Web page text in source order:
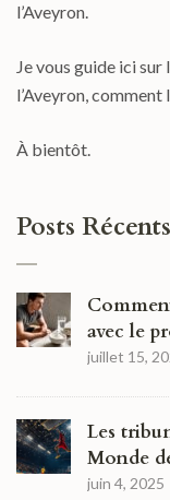
l’Aveyron.
Je vous guide ici
l’Aveyron, comment
À bientôt.
Posts Récents
avec le
juillet 15,
Les
Monde
juin 4, 2025